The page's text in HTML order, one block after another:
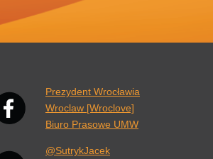
Prezydent Wrocławia
Wroclaw [Wroclove]
Biuro Prasowe UMW
@SutrykJacek